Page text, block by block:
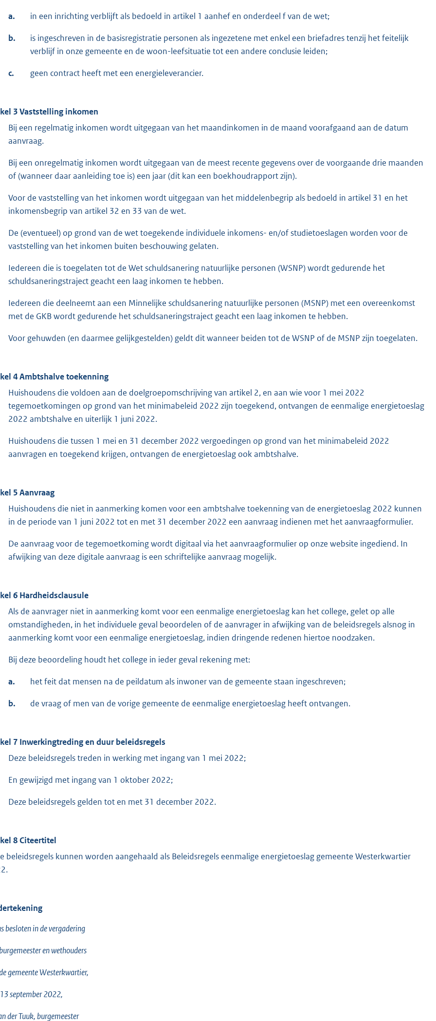
a. in een inrichting verblijft als bedoeld in artikel 1 aanhef en onderdeel f van de wet;
b.
is ingeschreven in de basisregistratie personen als ingezetene met enkel een briefadres tenzij het feitelijk
verblijf in onze gemeente en de woon-leefsituatie tot een andere conclusie leiden;
c. geen contract heeft met een energieleverancier.
3 Vaststelling inkomen
Bij een regelmatig inkomen wordt uitgegaan van het maandinkomen in de maand voorafgaand aan de datum
aanvraag.
Bij een onregelmatig inkomen wordt uitgegaan van de meest recente gegevens over de voorgaande drie maanden
of (wanneer daar aanleiding toe is) een jaar (dit kan een boekhoudrapport zijn).
Voor de vaststelling van het inkomen wordt uitgegaan van het middelenbegrip als bedoeld in artikel 31 en het
inkomensbegrip van artikel 32 en 33 van de wet.
De (eventueel) op grond van de wet toegekende individuele inkomens- en/of studietoeslagen worden voor de
vaststelling van het inkomen buiten beschouwing gelaten.
Iedereen die is toegelaten tot de Wet schuldsanering natuurlijke personen (WSNP) wordt gedurende het
schuldsaneringstraject geacht een laag inkomen te hebben.
Iedereen die deelneemt aan een Minnelijke schuldsanering natuurlijke personen (MSNP) met een overeenkomst
met de GKB wordt gedurende het schuldsaneringstraject geacht een laag inkomen te hebben.
Voor gehuwden (en daarmee gelijkgestelden) geldt dit wanneer beiden tot de WSNP of de MSNP zijn toegelaten.
4 Ambtshalve toekenning
Huishoudens die voldoen aan de doelgroepomschrijving van artikel 2, en aan wie voor 1 mei 2022
tegemoetkomingen op grond van het minimabeleid 2022 zijn toegekend, ontvangen de eenmalige energietoeslag
2022 ambtshalve en uiterlijk 1 juni 2022.
Huishoudens die tussen 1 mei en 31 december 2022 vergoedingen op grond van het minimabeleid 2022
aanvragen en toegekend krijgen, ontvangen de energietoeslag ook ambtshalve.
5 Aanvraag
Huishoudens die niet in aanmerking komen voor een ambtshalve toekenning van de energietoeslag 2022 kunnen
in de periode van 1 juni 2022 tot en met 31 december 2022 een aanvraag indienen met het aanvraagformulier.
De aanvraag voor de tegemoetkoming wordt digitaal via het aanvraagformulier op onze website ingediend. In
afwijking van deze digitale aanvraag is een schriftelijke aanvraag mogelijk.
6 Hardheidsclausule
Als de aanvrager niet in aanmerking komt voor een eenmalige energietoeslag kan het college, gelet op alle
omstandigheden, in het individuele geval beoordelen of de aanvrager in afwijking van de beleidsregels alsnog in
aanmerking komt voor een eenmalige energietoeslag, indien dringende redenen hiertoe noodzaken.
Bij deze beoordeling houdt het college in ieder geval rekening met:
a. het feit dat mensen na de peildatum als inwoner van de gemeente staan ingeschreven;
b. de vraag of men van de vorige gemeente de eenmalige energietoeslag heeft ontvangen.
7 Inwerkingtreding en duur beleidsregels
Deze beleidsregels treden in werking met ingang van 1 mei 2022;
En gewijzigd met ingang van 1 oktober 2022;
Deze beleidsregels gelden tot en met 31 december 2022.
8 Citeertitel
beleidsregels kunnen worden aangehaald als Beleidsregels eenmalige energietoeslag gemeente Westerkwartier
besloten in de vergadering
en wethouders
gemeente Westerkwartier,
september 2022,
der Tuuk, burgemeester